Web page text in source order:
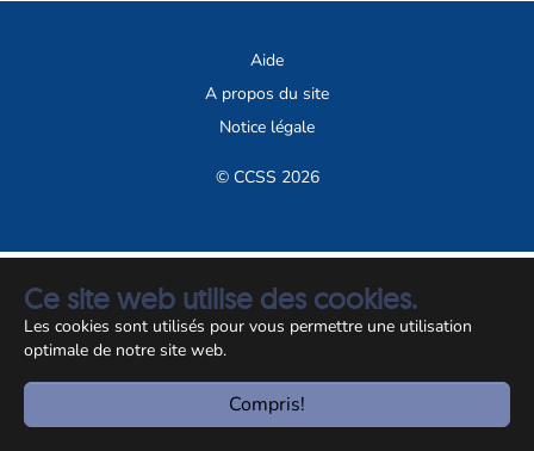
Ce site web utilise des cookies.
Les cookies sont utilisés pour vous permettre une utilisation
optimale de notre site web.
Compris!
Aide
A propos du site
Notice légale
© CCSS 2026